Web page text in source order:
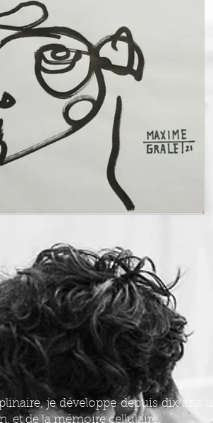
je développe depuis dix
et de la mémoire cellulaire.